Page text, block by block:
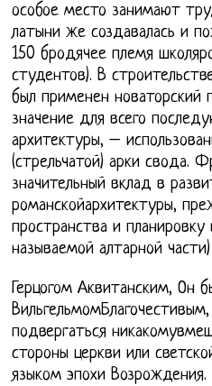
особое место занимают
латыни же создавалась и
150 бродячее племя
студентов). В
был применен
значение для всего
архитектуры, –
(стрельчатой) арки свода.
значительный вклад в
романскойархитектуры,
пространства и
называемой алтарной
Герцогом Аквитанским, Он
подвергаться
стороны церкви или
языком эпохи Возрождения.